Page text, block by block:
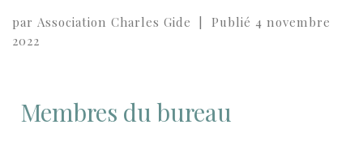
par Association Charles Gide Publié 4 novembre
2022
Membres du bureau